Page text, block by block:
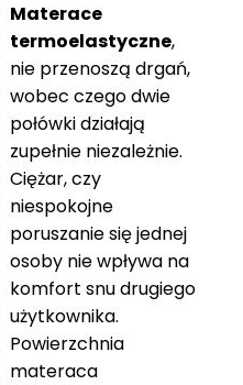
Materace
termoelastyczne,
nie przenoszą drgań,
wobec czego dwie
połówki działają
zupełnie niezależnie.
Ciężar, czy
niespokojne
poruszanie się jednej
osoby nie wpływa na
komfort snu drugiego
użytkownika.
Powierzchnia
materaca